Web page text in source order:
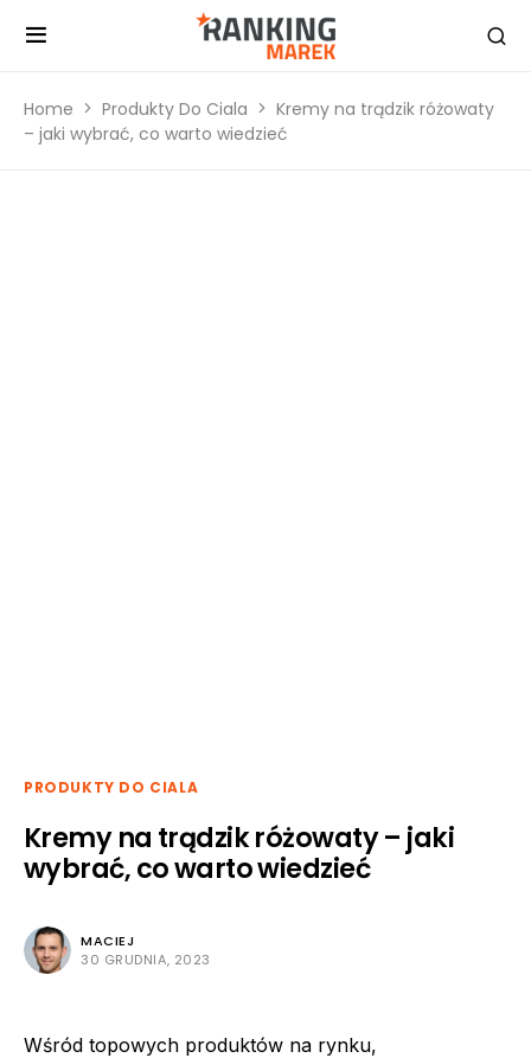
Home Produkty Do Ciala
Kremy na trądzik różowaty
– jaki wybrać, co warto wiedzieć
PRODUKTY DO CIALA
Kremy na trądzik różowaty – jaki
wybrać, co warto wiedzieć
MACIEJ
30 GRUDNIA, 2023
Wśród topowych produktów na rynku,